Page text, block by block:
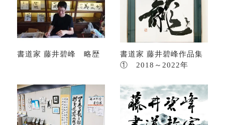
書道家 藤井碧峰 略歴
書道家 藤井碧峰作品集
① 2018～2022年